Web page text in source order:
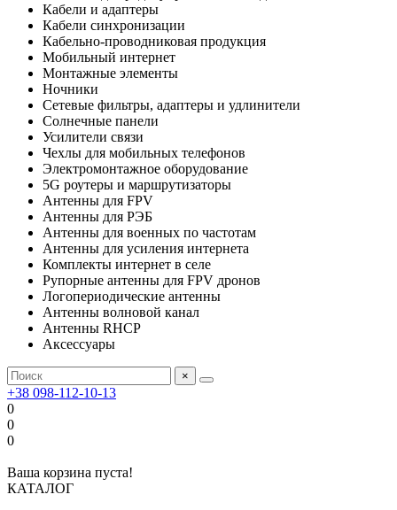
Кабели и адаптеры
Кабели синхронизации
Кабельно-проводниковая продукция
Мобильный интернет
Монтажные элементы
Ночники
Сетевые фильтры, адаптеры и удлинители
Солнечные панели
Усилители связи
Чехлы для мобильных телефонов
Электромонтажное оборудование
5G роутеры и маршрутизаторы
Антенны для FPV
Антенны для РЭБ
Антенны для военных по частотам
Антенны для усиления интернета
Комплекты интернет в селе
Рупорные антенны для FPV дронов
Логопериодические антенны
Антенны волновой канал
Антенны RHCP
Аксессуары
×
+38 098-112-10-13
0
0
0
Ваша корзина пуста!
КАТАЛОГ